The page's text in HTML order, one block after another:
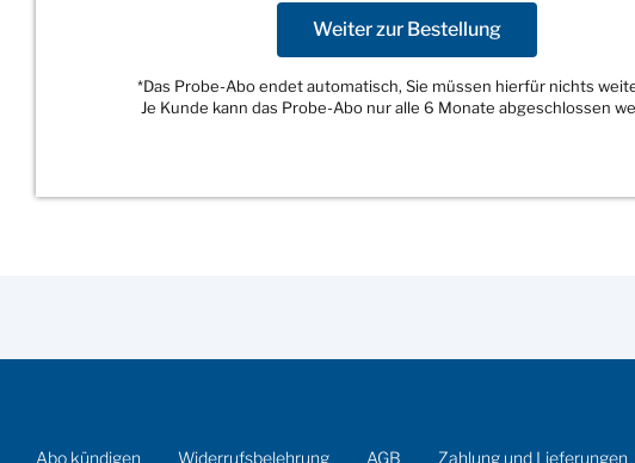
Weiter zur Bestellung
*Das Probe-Abo endet automatisch, Sie müssen hierfür nichts
Je Kunde kann das Probe-Abo nur alle 6 Monate abgeschlossen
Abo kündigen Widerrufsbelehrung AGB Zahlung und Lieferungen